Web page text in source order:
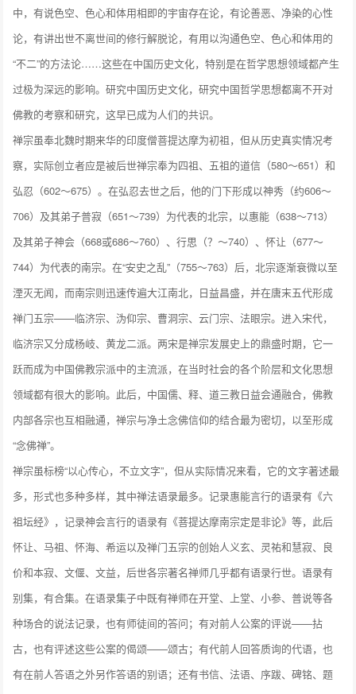
中，有说色空、色心和体用相即的宇宙存在论，有论善恶、净染的心性
论，有讲出世不离世间的修行解脱论，有用以沟通色空、色心和体用的
“不二”的方法论……这些在中国历史文化，特别是在哲学思想领域都产生
过极为深远的影响。研究中国历史文化，研究中国哲学思想都离不开对
佛教的考察和研究，这早已成为人们的共识。
禅宗虽奉北魏时期来华的印度僧菩提达摩为初祖，但从历史真实情况考
察，实际创立者应是被后世禅宗奉为四祖、五祖的道信（580～651）和
弘忍（602～675）。在弘忍去世之后，他的门下形成以神秀（约606～
706）及其弟子普寂（651～739）为代表的北宗，以惠能（638～713）
及其弟子神会（668或686～760）、行思（？～740）、怀让（677～
744）为代表的南宗。在“安史之乱”（755～763）后，北宗逐渐衰微以至
湮灭无闻，而南宗则迅速传遍大江南北，日益昌盛，并在唐末五代形成
禅门五宗——临济宗、沩仰宗、曹洞宗、云门宗、法眼宗。进入宋代，
临济宗又分成杨岐、黄龙二派。两宋是禅宗发展史上的鼎盛时期，它一
跃而成为中国佛教宗派中的主流派，在当时社会的各个阶层和文化思想
领域都有很大的影响。此后，中国儒、释、道三教日益会通融合，佛教
内部各宗也互相融通，禅宗与净土念佛信仰的结合最为密切，以至形成
“念佛禅”。
禅宗虽标榜“以心传心，不立文字”，但从实际情况来看，它的文字著述最
多，形式也多种多样，其中禅法语录最多。记录惠能言行的语录有《六
祖坛经》，记录神会言行的语录有《菩提达摩南宗定是非论》等，此后
怀让、马祖、怀海、希运以及禅门五宗的创始人义玄、灵祐和慧寂、良
价和本寂、文偃、文益，后世各宗著名禅师几乎都有语录行世。语录有
别集，有合集。在语录集子中既有禅师在开堂、上堂、小参、普说等各
种场合的说法记录，也有师徒间的答问；有对前人公案的评说——拈
古，也有评述这些公案的偈颂——颂古；有代前人回答质询的代语，也
有在前人答语之外另作答语的别语；还有书信、法语、序跋、碑铭、题